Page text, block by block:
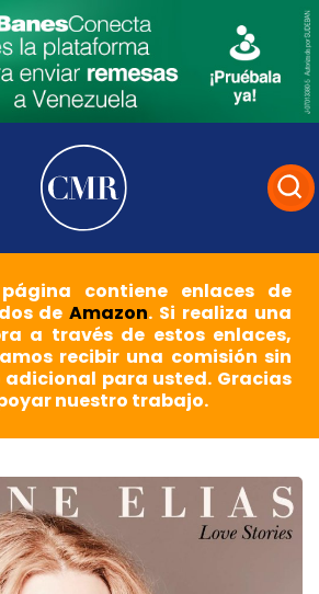
contiene enlaces de
deAmazon. Si realiza una
a través de estos enlaces,
recibir una comisión sin
adicional para usted. Gracias
nuestro trabajo.